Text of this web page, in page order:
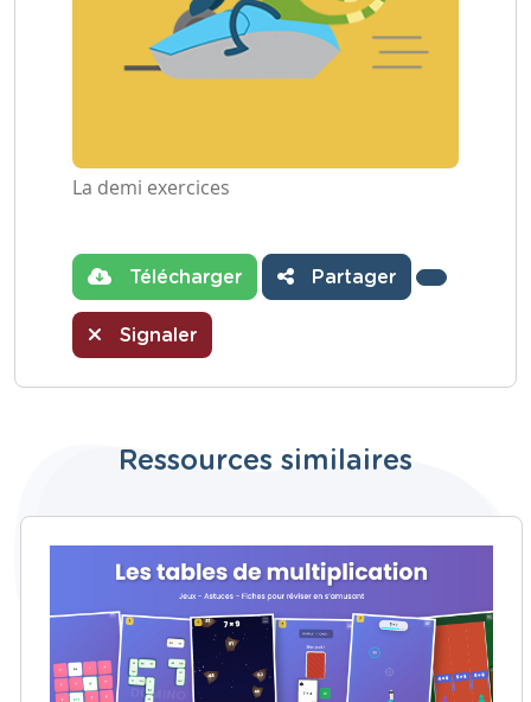
La demi exercices
Télécharger Partager
Signaler
Ressources similaires